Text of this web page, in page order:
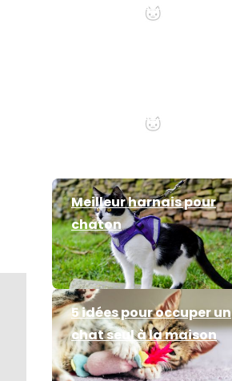
accueillir un chaton
Meilleur harnais pour
chaton
5 idées pour occuper un
chat seul à la maison